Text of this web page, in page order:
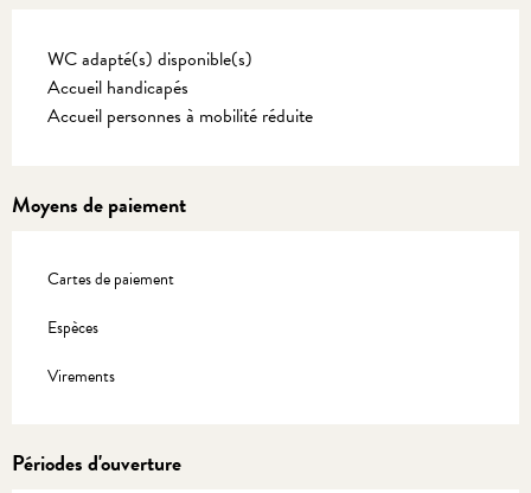
WC adapté(s) disponible(s)
Accueil handicapés
Accueil personnes à mobilité réduite
Moyens de paiement
Cartes de paiement
Espèces
Virements
Périodes d'ouverture